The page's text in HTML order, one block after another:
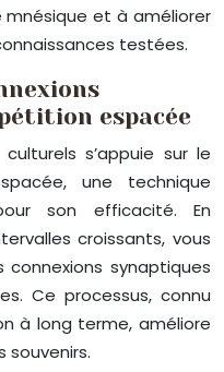
et à améliorer
testées.
espacée
s’appuie sur le
une technique
son efficacité. En
croissants, vous
synaptiques
Ce processus, connu
à long terme, améliore
souvenirs.